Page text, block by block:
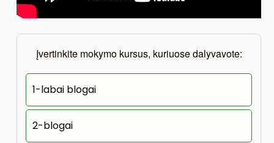
Įvertinkite mokymo kursus, kuriuose dalyvavote:
1-labai blogai
2-blogai